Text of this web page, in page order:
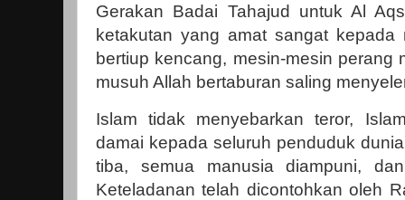
Gerakan Badai Tahajud untuk Al
ketakutan yang amat sangat kepada
bertiup kencang, mesin-mesin perang
musuh Allah bertaburan saling
Islam tidak menyebarkan teror,
damai kepada seluruh penduduk
tiba, semua manusia diampuni,
Keteladanan telah dicontohkan oleh